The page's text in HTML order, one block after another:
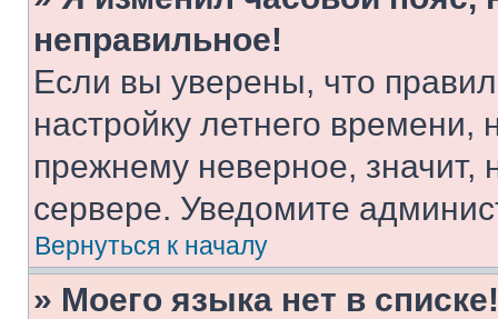
неправильное!
Если вы уверены, что
настройку летнего
прежнему неверное, значит,
сервере. Уведомите
Вернуться к началу
» Моего языка нет в списке!